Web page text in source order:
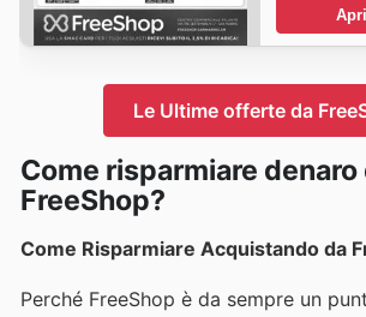
Le Ultime offerte da
Come risparmiare denaro
FreeShop?
Come Risparmiare Acquistando da
Perché FreeShop è da sempre un